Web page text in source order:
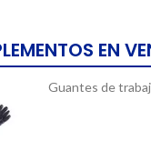
EN
Guantes de